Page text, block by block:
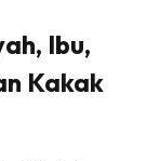
Ibu,
Kakak